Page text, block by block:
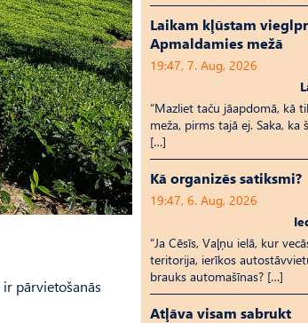
pārvietošanās
Laikam kļūstam
Apmaldamies mežā
19:47, 7. Aug, 2026
“Mazliet taču jāapdomā, kā
meža, pirms tajā ej. Saka, ka
[…]
Kā organizēs satiksmi?
19:47, 6. Aug, 2026
“Ja Cēsīs, Vaļņu ielā, kur
teritorija, ierīkos
brauks automašīnas? […]
Atļāva visam sabrukt